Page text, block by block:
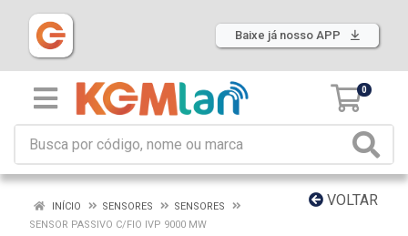
Baixe já nosso APP
0
VOLTAR
INÍCIO SENSORES
SENSORES
SENSOR PASSIVO C/FIO IVP 9000 MW